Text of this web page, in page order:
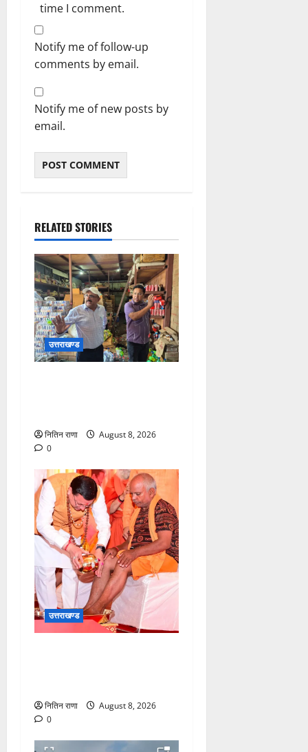
time I comment.
Notify me of follow-up
comments by email.
Notify me of new posts by
email.
RELATED STORIES
उत्तराखण्ड
नितिन राणा
August 8, 2026
0
उत्तराखण्ड
नितिन राणा
August 8, 2026
0